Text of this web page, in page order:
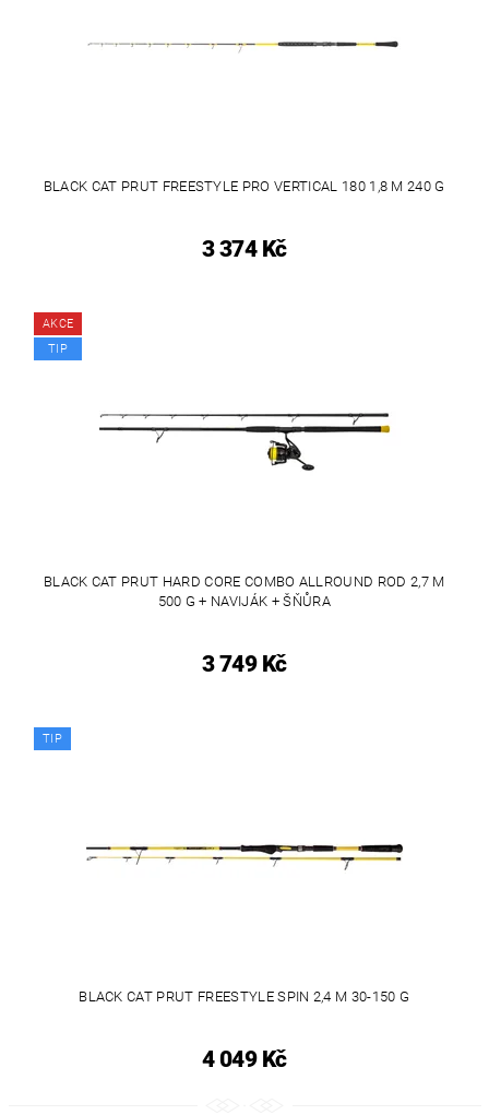
BLACK CAT PRUT FREESTYLE PRO VERTICAL 180 1,8 M 240 G
3 374 Kč
AKCE
TIP
BLACK CAT PRUT HARD CORE COMBO ALLROUND ROD 2,7 M
500 G + NAVIJÁK + ŠŇŮRA
3 749 Kč
TIP
BLACK CAT PRUT FREESTYLE SPIN 2,4 M 30-150 G
4 049 Kč